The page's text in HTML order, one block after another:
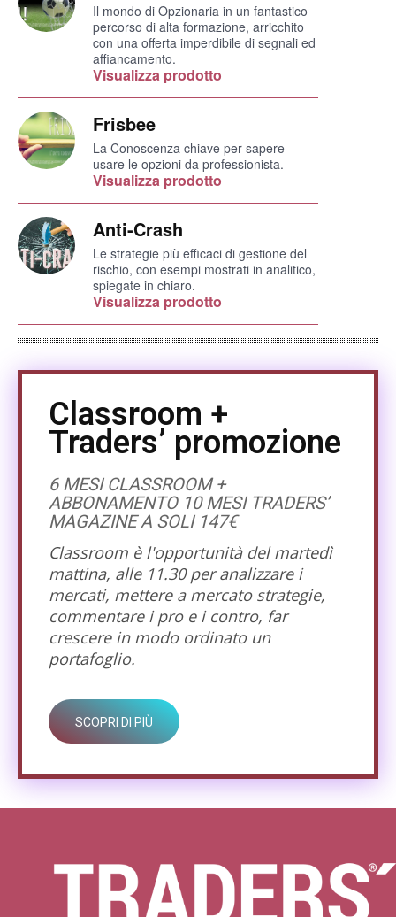
Il mondo di Opzionaria in un fantastico
percorso di alta formazione, arricchito
con una offerta imperdibile di segnali ed
affiancamento.
Visualizza prodotto
Frisbee
La Conoscenza chiave per sapere
usare le opzioni da professionista.
Visualizza prodotto
Anti-Crash
Le strategie più efficaci di gestione del
rischio, con esempi mostrati in analitico,
spiegate in chiaro.
Visualizza prodotto
Classroom +
Traders’ promozione
6 MESI CLASSROOM +
ABBONAMENTO 10 MESI TRADERS’
MAGAZINE A SOLI 147€
Classroom è l'opportunità del martedì
mattina, alle 11.30 per analizzare i
mercati, mettere a mercato strategie,
commentare i pro e i contro, far
crescere in modo ordinato un
portafoglio.
SCOPRI DI PIÙ